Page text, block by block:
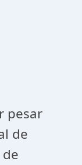
pesar
de